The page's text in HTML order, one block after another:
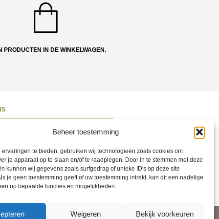
Beheer toestemming
ervaringen te bieden, gebruiken wij technologieën zoals cookies om
je apparaat op te slaan en/of te raadplegen. Door in te stemmen met deze
kunnen wij gegevens zoals surfgedrag of unieke ID's op deze site
je geen toestemming geeft of uw toestemming intrekt, kan dit een nadelige
op bepaalde functies en mogelijkheden.
Weigeren Bekijk voorkeuren
PRODUCTEN IN DE WINKELWAGEN.
opnemen
op Social